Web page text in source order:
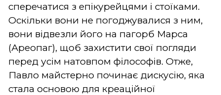
сперечатися з епікурейцями і стоїками.
Оскільки вони не погоджувалися з ним,
вони відвезли його на пагорб Марса
(Ареопаг), щоб захистити свої погляди
перед усім натовпом філософів. Отже,
Павло майстерно починає дискусію, яка
стала основою для креаційної